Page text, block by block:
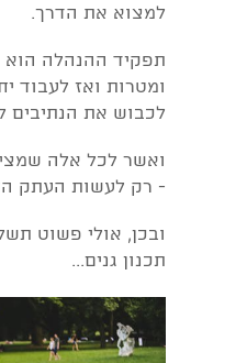
למצוא את הדרך.
תפקיד ההנהלה הוא
ומטרות ואז לעבוד
לכבוש את הנתיבים
ואשר לכל אלה
- רק לעשות העתק
ובכן, אולי פשוט
תכנון גנים...